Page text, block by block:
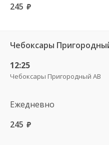
245 руб.
12:25
Чебоксары Пригородный АВ
Ежедневно
245 руб.